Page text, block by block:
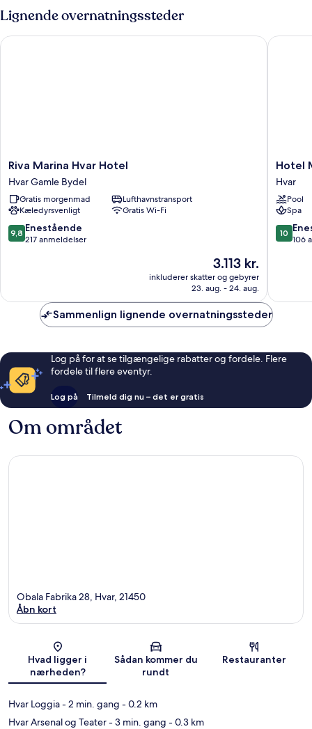
Lignende overnatningssteder
Riva
Marina
Hvar
Hotel
Hvar
Gamle
Bydel
Riva Marina Hvar Hotel
Hvar Gamle Bydel
Gratis morgenmad
Lufthavnstransport
Kæledyrsvenligt
Gratis Wi-Fi
9.8
ud
anmeldelser
9,8 Enestående
217 anmeldelser
Prisen
er
3.113 kr.
3.113 kr.
inkluderer skatter og gebyrer
23. aug. - 24. aug.
Riva Marina Hvar Hotel
Hotel
Moeesy
Blue
&
Green
Oasis
-
Hotel
Hvar
Pool
Spa
10.0
ud
10
106
Hotel
Sammenlign lignende overnatningssteder
Log på for at se tilgængelige rabatter og fordele. Flere
fordele til flere eventyr.
Log på Tilmeld dig nu – det er gratis
Om området
Kort
Obala Fabrika 28, Hvar, 21450
Åbn kort
Hvad ligger i
nærheden?
Sådan kommer du
rundt
Restauranter
Hvar Loggia- 2 min. gang - 0.2 km
Hvar Arsenal og Teater- 3 min. gang - 0.3 km